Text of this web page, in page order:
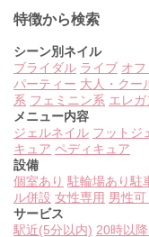
特徴から検索
シーン別ネイル
ブライダル ライブ オ
パーティー 大人・クー
系 フェミニン系 エレ
メニュー内容
ジェルネイル フットジ
キュア ペディキュア
設備
個室あり 駐輪場あり駐
ル併設 女性専用 男性可
サービス
駅近(5分以内) 20時以